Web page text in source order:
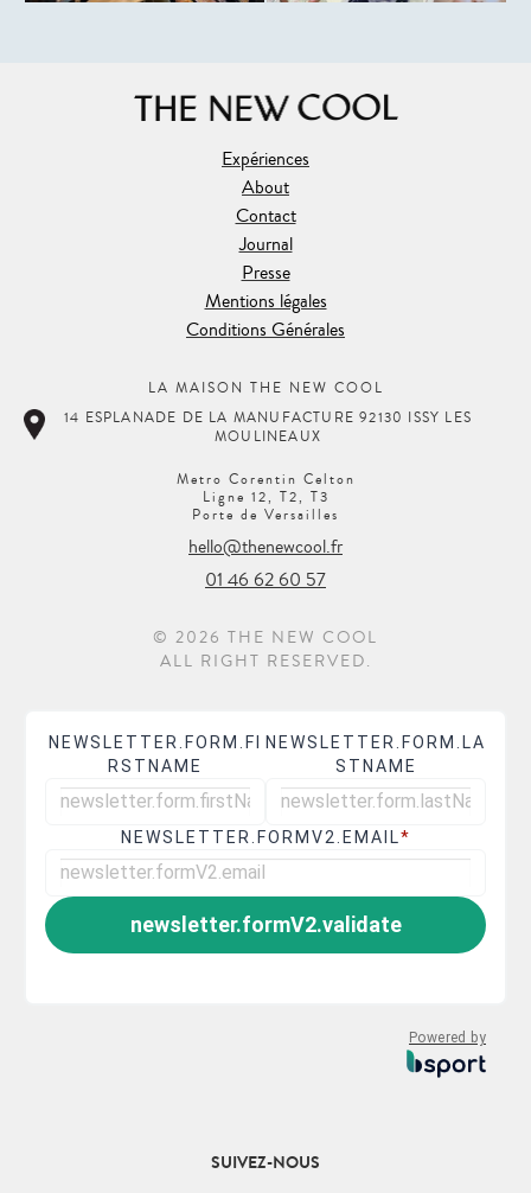
Expériences
About
Contact
Journal
Presse
Mentions légales
Conditions Générales
LA MAISON THE NEW COOL
14 ESPLANADE DE LA MANUFACTURE 92130 ISSY LES
MOULINEAUX
Metro Corentin Celton
Ligne 12, T2, T3
Porte de Versailles
hello@thenewcool.fr
01 46 62 60 57
© 2026 THE NEW COOL
ALL RIGHT RESERVED.
NEWSLETTER.FORM.FI
RSTNAME
NEWSLETTER.FORM.LA
STNAME
NEWSLETTER.FORMV2.EMAIL*
newsletter.formV2.validate
Powered by